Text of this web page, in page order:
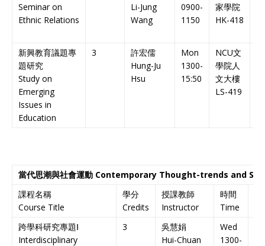
Seminar on
Ethnic Relations
Li-Jung
Wang
0900-
1150
家學院
HK-418
新興教育議題專
題研究
Study on
Emerging
Issues in
Education
3
許宏儒
Hung-Ju
Hsu
Mon
1300-
15:50
NCU文
學院人
文大樓
LS-419
當代思潮與社會運動 Contemporary Thought-trends and
課程名稱
Course Title
學分
Credits
授課教師
Instructor
時間
Time
跨學科研究專題Ⅰ
Interdisciplinary
3
吳慧娟
Hui-Chuan
Wed
1300-